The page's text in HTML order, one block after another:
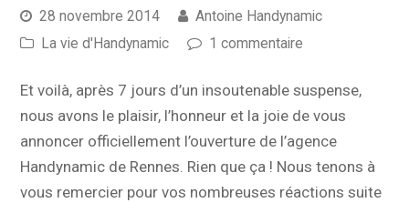
28 novembre 2014
Antoine Handynamic
La vie d'Handynamic
1 commentaire
Et voilà, après 7 jours d’un insoutenable suspense,
nous avons le plaisir, l’honneur et la joie de vous
annoncer officiellement l’ouverture de l’agence
Handynamic de Rennes. Rien que ça ! Nous tenons à
vous remercier pour vos nombreuses réactions suite